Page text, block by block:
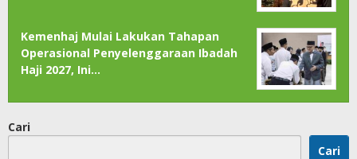
Kemenhaj Mulai Lakukan Tahapan
Operasional Penyelenggaraan Ibadah
Haji 2027, Ini…
Cari
Cari